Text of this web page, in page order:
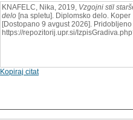
KNAFELC, Nika, 2019, Vzgojni stil
delo [na spletu]. Diplomsko delo. Koper
[Dostopano 9 avgust 2026]. Pridobljeno
https://repozitorij.upr.si/
Kopiraj citat